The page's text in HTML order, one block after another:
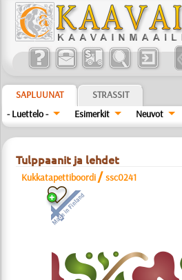
SAPLUUNAT
STRASSIT
- Luettelo -
Esimerkit Neuvot
Tulppaanit ja lehdet
Kukkatapettiboordi /ssc0241